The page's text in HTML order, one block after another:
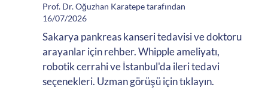
Prof. Dr. Oğuzhan Karatepe tarafından
16/07/2026
Sakarya pankreas kanseri tedavisi ve doktoru
arayanlar için rehber. Whipple ameliyatı,
robotik cerrahi ve İstanbul'da ileri tedavi
seçenekleri. Uzman görüşü için tıklayın.